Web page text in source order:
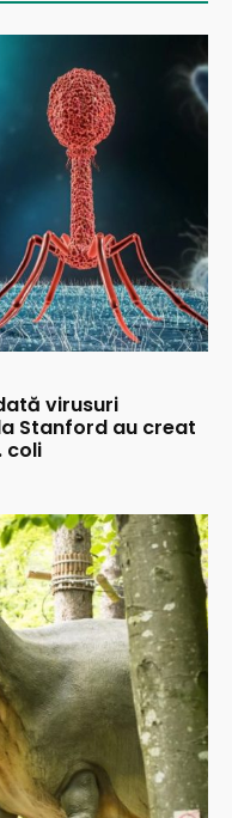
virusuri
Stanford au creat
coli